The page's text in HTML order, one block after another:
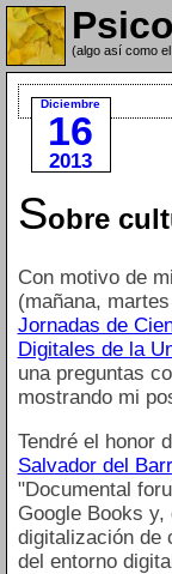
(algo así como
Diciembre
16
2013
Sobre
Con motivo de
(mañana,
Jornadas de
Digitales de la
una preguntas
mostrando mi
Tendré el honor
Salvador del
"Documental
Google Books
digitalización de
del entorno